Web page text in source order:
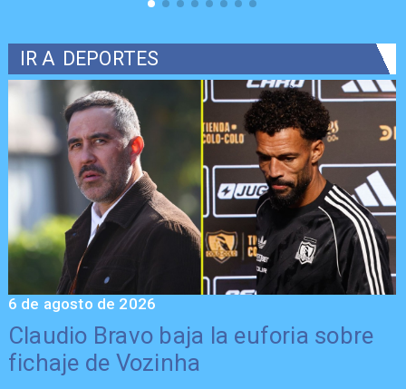
IR A DEPORTES
Claudio Bravo baja la euforia sobre
fichaje de Vozinha
6 de agosto de 2026